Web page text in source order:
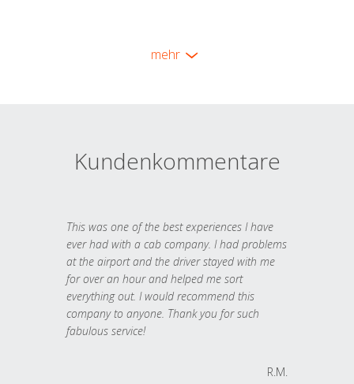
mehr
Kundenkommentare
This was one of the best experiences I have
ever had with a cab company. I had problems
at the airport and the driver stayed with me
for over an hour and helped me sort
everything out. I would recommend this
company to anyone. Thank you for such
fabulous service!
R.M.